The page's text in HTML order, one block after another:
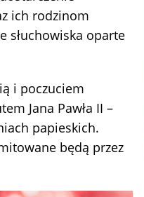
ich rodzinom
słuchowiska oparte
i poczuciem
Jana Pawła II –
papieskich.
będą przez